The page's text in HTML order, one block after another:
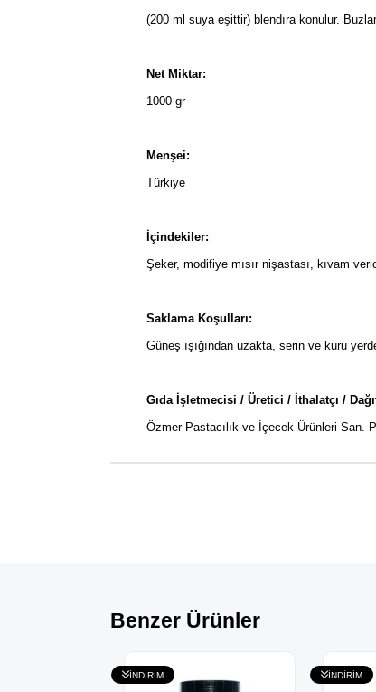
(200 ml suya eşittir) blendıra konulur. Buzlar
Net Miktar:
1000 gr
Menşei:
Türkiye
İçindekiler:
Şeker, modifiye mısır nişastası, kıvam
Saklama Koşulları:
Güneş ışığından uzakta, serin ve kuru
Gıda İşletmecisi / Üretici / İthalatçı /
Özmer Pastacılık ve İçecek Ürünleri San.
Benzer Ürünler